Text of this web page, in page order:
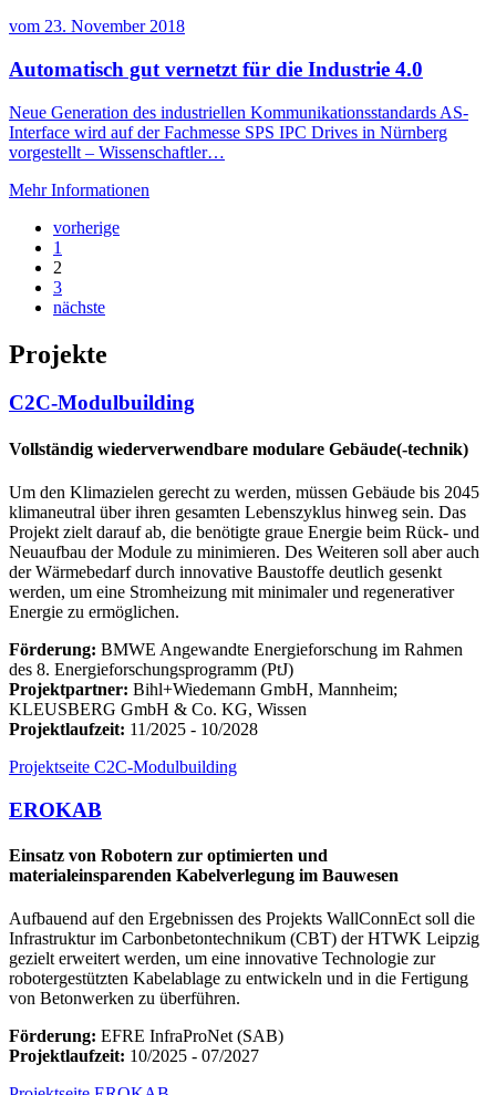
vom 23. November 2018
Automatisch gut vernetzt für die Industrie 4.0
Neue Generation des industriellen Kommunikationsstandards AS-
Interface wird auf der Fachmesse SPS IPC Drives in Nürnberg
vorgestellt – Wissenschaftler…
Mehr Informationen
vorherige
1
2
3
nächste
Projekte
C2C-Modulbuilding
Vollständig wiederverwendbare modulare Gebäude(-technik)
Um den Klimazielen gerecht zu werden, müssen Gebäude bis 2045
klimaneutral über ihren gesamten Lebenszyklus hinweg sein. Das
Projekt zielt darauf ab, die benötigte graue Energie beim Rück- und
Neuaufbau der Module zu minimieren. Des Weiteren soll aber auch
der Wärmebedarf durch innovative Baustoffe deutlich gesenkt
werden, um eine Stromheizung mit minimaler und regenerativer
Energie zu ermöglichen.
Förderung: BMWE Angewandte Energieforschung im Rahmen
des 8. Energieforschungsprogramm (PtJ)
Projektpartner: Bihl+Wiedemann GmbH, Mannheim;
KLEUSBERG GmbH & Co. KG, Wissen
Projektlaufzeit: 11/2025 - 10/2028
Projektseite C2C-Modulbuilding
EROKAB
Einsatz von Robotern zur optimierten und
materialeinsparenden Kabelverlegung im Bauwesen
Aufbauend auf den Ergebnissen des Projekts WallConnEct soll die
Infrastruktur im Carbonbetontechnikum (CBT) der HTWK Leipzig
gezielt erweitert werden, um eine innovative Technologie zur
robotergestützten Kabelablage zu entwickeln und in die Fertigung
von Betonwerken zu überführen.
Förderung: EFRE InfraProNet (SAB)
Projektlaufzeit: 10/2025 - 07/2027